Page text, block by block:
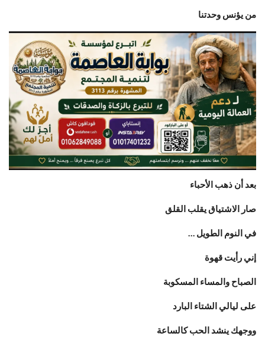
من يؤنس وحدتنا
بعد أن ذهب الأحباء
صار الاشتياق يقلب القلق
في النوم الطويل …
إني رأيت قهوة
الصباح والمساء المسكوبة
على ليالي الشتاء البارد
ووجهك ينشد الحب كالساعة